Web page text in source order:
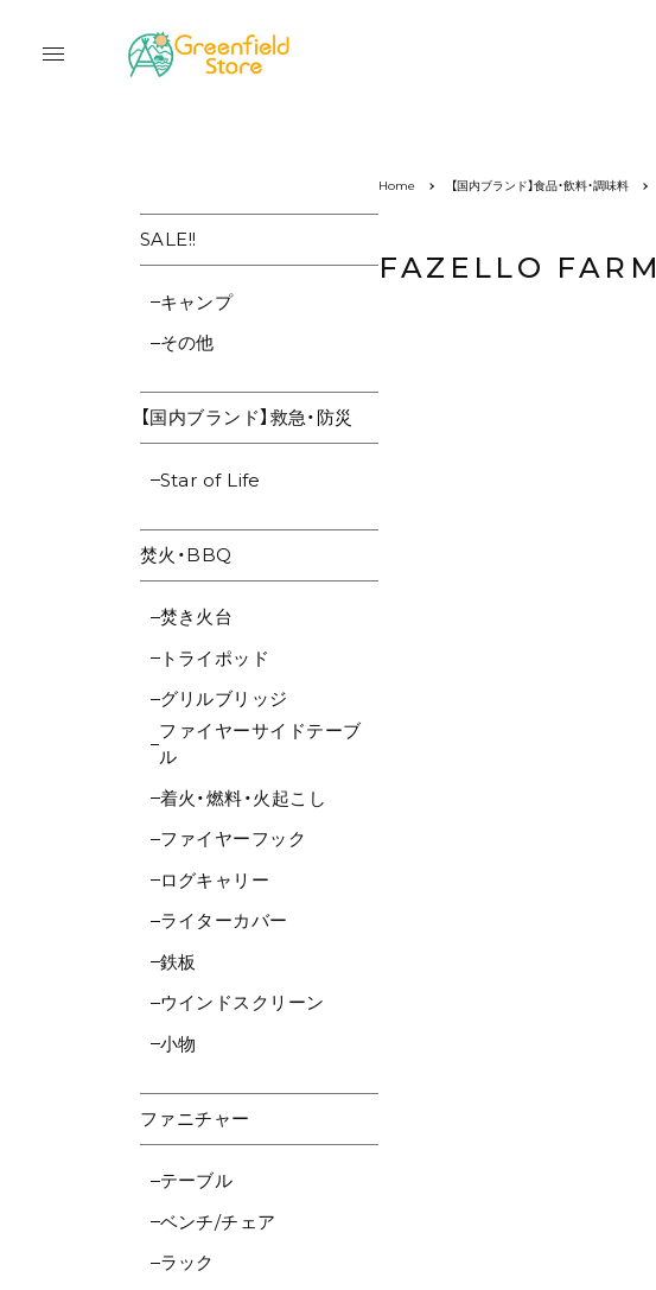
SALE!!
キャンプ
その他
【国内ブランド】救急・防災
Star of Life
焚火・BBQ
焚き火台
トライポッド
グリルブリッジ
ファイヤーサイドテーブ
ル
着火・燃料・火起こし
ファイヤーフック
ログキャリー
ライターカバー
鉄板
ウインドスクリーン
小物
ファニチャー
テーブル
ベンチ/チェア
ラック
Home 【国内ブランド】食品・飲料・調味料
FAZELLO FARM